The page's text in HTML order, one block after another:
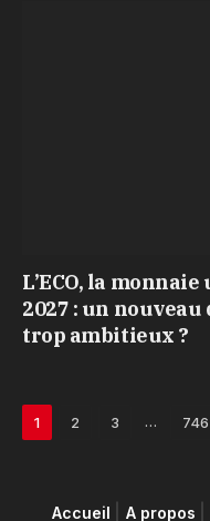
L’ECO, la
2027 : un
trop ambitieux ?
1 2 3 … 746
Accueil A propos